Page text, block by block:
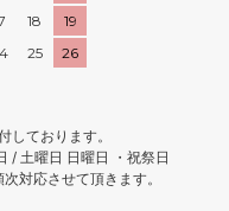
18
19
25
26
ております。
/ 土曜日 日曜日 ・祝祭日
対応させて頂きます。